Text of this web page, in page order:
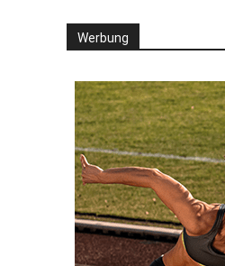
Werbung